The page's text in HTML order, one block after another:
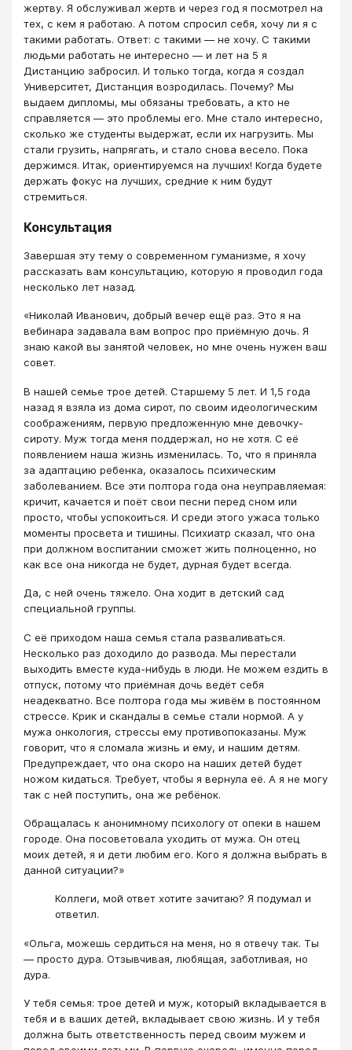
жертву. Я обслуживал жертв и через год я посмотрел на
тех, с кем я работаю. А потом спросил себя, хочу ли я с
такими работать. Ответ: с такими — не хочу. С такими
людьми работать не интересно — и лет на 5 я
Дистанцию забросил. И только тогда, когда я создал
Университет, Дистанция возродилась. Почему? Мы
выдаем дипломы, мы обязаны требовать, а кто не
справляется — это проблемы его. Мне стало интересно,
сколько же студенты выдержат, если их нагрузить. Мы
стали грузить, напрягать, и стало снова весело. Пока
держимся. Итак, ориентируемся на лучших! Когда будете
держать фокус на лучших, средние к ним будут
стремиться.
Консультация
Завершая эту тему о современном гуманизме, я хочу
рассказать вам консультацию, которую я проводил года
несколько лет назад.
«Николай Иванович, добрый вечер ещё раз. Это я на
вебинара задавала вам вопрос про приёмную дочь. Я
знаю какой вы занятой человек, но мне очень нужен ваш
совет.
В нашей семье трое детей. Старшему 5 лет. И 1,5 года
назад я взяла из дома сирот, по своим идеологическим
соображениям, первую предложенную мне девочку-
сироту. Муж тогда меня поддержал, но не хотя. С её
появлением наша жизнь изменилась. То, что я приняла
за адаптацию ребенка, оказалось психическим
заболеванием. Все эти полтора года она неуправляемая:
кричит, качается и поёт свои песни перед сном или
просто, чтобы успокоиться. И среди этого ужаса только
моменты просвета и тишины. Психиатр сказал, что она
при должном воспитании сможет жить полноценно, но
как все она никогда не будет, дурная будет всегда.
Да, с ней очень тяжело. Она ходит в детский сад
специальной группы.
С её приходом наша семья стала разваливаться.
Несколько раз доходило до развода. Мы перестали
выходить вместе куда-нибудь в люди. Не можем ездить в
отпуск, потому что приёмная дочь ведёт себя
неадекватно. Все полтора года мы живём в постоянном
стрессе. Крик и скандалы в семье стали нормой. А у
мужа онкология, стрессы ему противопоказаны. Муж
говорит, что я сломала жизнь и ему, и нашим детям.
Предупреждает, что она скоро на наших детей будет
ножом кидаться. Требует, чтобы я вернула её. А я не могу
так с ней поступить, она же ребёнок.
Обращалась к анонимному психологу от опеки в нашем
городе. Она посоветовала уходить от мужа. Он отец
моих детей, я и дети любим его. Кого я должна выбрать в
данной ситуации?»
Коллеги, мой ответ хотите зачитаю? Я подумал и
ответил.
«Ольга, можешь сердиться на меня, но я отвечу так. Ты
— просто дура. Отзывчивая, любящая, заботливая, но
дура.
У тебя семья: трое детей и муж, который вкладывается в
тебя и в ваших детей, вкладывает свою жизнь. И у тебя
должна быть ответственность перед своим мужем и